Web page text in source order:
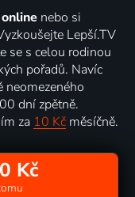
nebo si
Lepší.TV
se s celou rodinou
pořadů. Navíc
neomezeného
dní zpětně.
za 10 Kč měsíčně.
Kč